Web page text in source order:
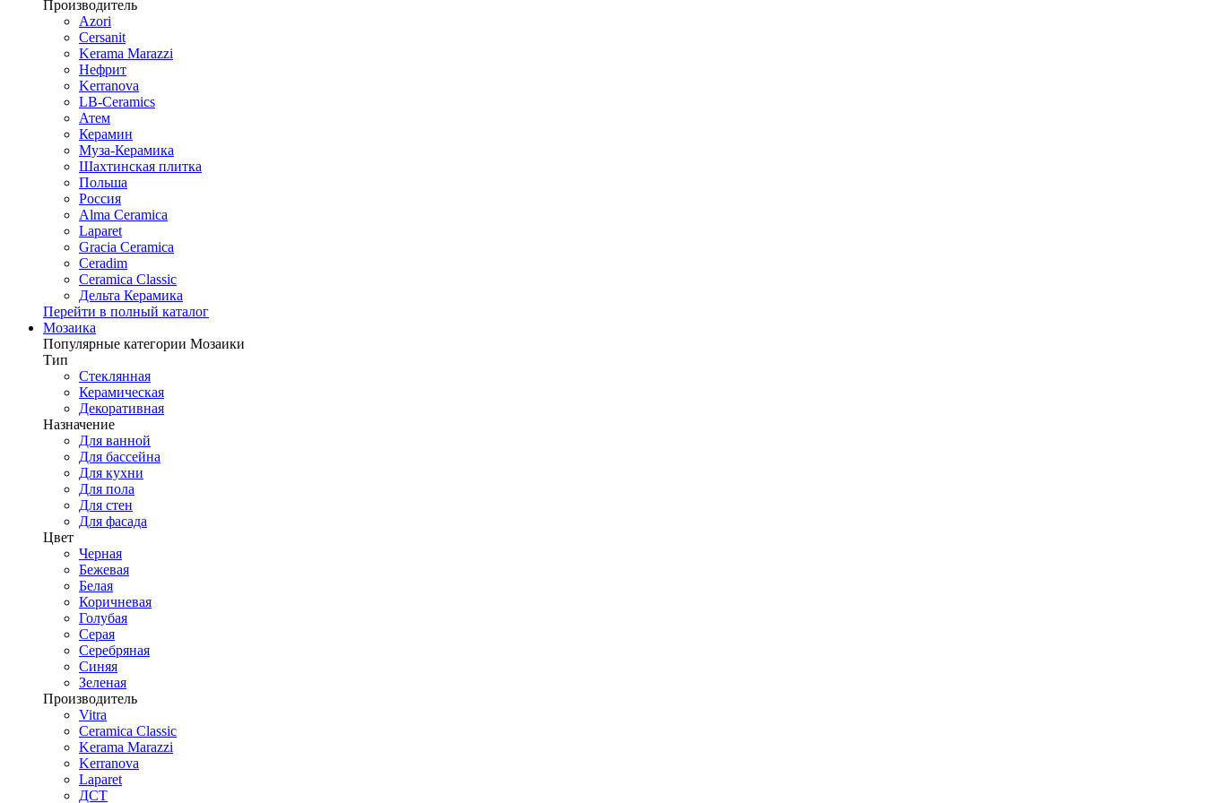
Производитель
Azori
Cersanit
Kerama Marazzi
Нефрит
Kerranova
LB-Ceramics
Атем
Керамин
Муза-Керамика
Шахтинская плитка
Польша
Россия
Alma Ceramica
Laparet
Gracia Ceramica
Ceradim
Ceramica Classic
Дельта Керамика
Перейти в полный каталог
Мозаика
Популярные категории Мозаики
Тип
Стеклянная
Керамическая
Декоративная
Назначение
Для ванной
Для бассейна
Для кухни
Для пола
Для стен
Для фасада
Цвет
Черная
Бежевая
Белая
Коричневая
Голубая
Серая
Серебряная
Синяя
Зеленая
Производитель
Vitra
Ceramica Classic
Kerama Marazzi
Kerranova
Laparet
ДСТ